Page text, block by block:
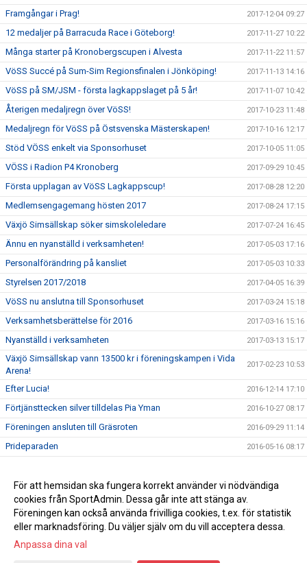
Framgångar i Prag! 2017-12-04 09:27
12 medaljer på Barracuda Race i Göteborg! 2017-11-27 10:22
Många starter på Kronobergscupen i Alvesta 2017-11-22 11:57
VöSS Succé på Sum-Sim Regionsfinalen i Jönköping! 2017-11-13 14:16
VöSS på SM/JSM - första lagkappslaget på 5 år! 2017-11-07 10:42
Återigen medaljregn över VöSS! 2017-10-23 11:48
Medaljregn för VöSS på Östsvenska Mästerskapen! 2017-10-16 12:17
Stöd VÖSS enkelt via Sponsorhuset 2017-10-05 11:05
VÖSS i Radion P4 Kronoberg 2017-09-29 10:45
Första upplagan av VöSS Lagkappscup! 2017-08-28 12:20
Medlemsengagemang hösten 2017 2017-08-24 17:15
Växjö Simsällskap söker simskoleledare 2017-07-24 16:45
Ännu en nyanställd i verksamheten! 2017-05-03 17:16
Personalförändring på kansliet 2017-05-03 10:33
Styrelsen 2017/2018 2017-04-05 16:39
VöSS nu anslutna till Sponsorhuset 2017-03-24 15:18
Verksamhetsberättelse för 2016 2017-03-16 15:16
Nyanställd i verksamheten 2017-03-13 15:17
Växjö Simsällskap vann 13500 kr i föreningskampen i Vida
Arena!
2017-02-23 10:53
Efter Lucia! 2016-12-14 17:10
Förtjänsttecken silver tilldelas Pia Yman 2016-10-27 08:17
Föreningen ansluten till Gräsroten 2016-09-29 11:14
Prideparaden 2016-05-16 08:17
2016-03-08 13:39
VÖSS stöder Prideveckan 2015-05-07 15:04
För att hemsidan ska fungera korrekt använder vi nödvändiga
cookies från SportAdmin. Dessa går inte att stänga av.
Föreningen kan också använda frivilliga cookies, t.ex. för statistik
eller marknadsföring. Du väljer själv om du vill acceptera dessa.
Anpassa dina val